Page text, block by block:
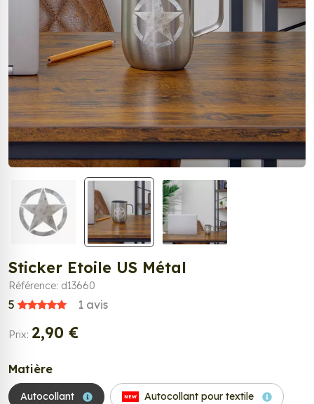
Sticker Etoile US Métal
Référence: d13660
5 1 avis
Prix: 2,90 €
Matière
Autocollant NEW Autocollant pour textile